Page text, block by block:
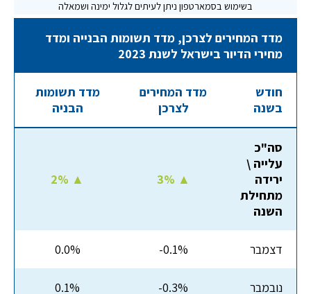
מדד המחירים לצרכן, מדד תשומות הבנייה ומדד
מחירי הדיור בישראל לשנת 2023
חודש
בשנה
מדד המחירים
לצרכן
מדד תשומות
הבניה
סה"כ
עלייה \
ירידה
מתחילת
השנה
3% ▲
2% ▲
דצמבר -0.1%
0.0%
נובמבר -0.3%
0.1%